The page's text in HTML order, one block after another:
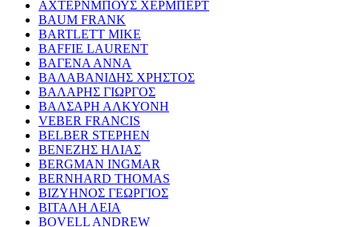
ΑΧΤΕΡΝΜΠΟΥΣ ΧΕΡΜΠΕΡΤ
BAUM FRANK
BARTLETT MIKE
BAFFIE LAURENT
ΒΑΓΕΝΑ ΑΝΝΑ
ΒΑΛΑΒΑΝΙΔΗΣ ΧΡΗΣΤΟΣ
ΒΑΛΑΡΗΣ ΓΙΩΡΓΟΣ
ΒΑΛΣΑΡΗ ΑΛΚΥΟΝΗ
VEBER FRANCIS
BELBER STEPHEN
ΒΕΝΕΖΗΣ ΗΛΙΑΣ
BERGMAN INGMAR
BERNHARD THOMAS
ΒΙΖΥΗΝΟΣ ΓΕΩΡΓΙΟΣ
ΒΙΤΑΛΗ ΛΕΙΑ
BOVELL ANDREW